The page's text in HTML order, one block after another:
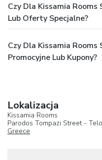
Czy Dla Kissamia Rooms
Lub Oferty Specjalne?
Czy Dla Kissamia Rooms
Promocyjne Lub Kupony?
Lokalizacja
Kissamia Rooms
Parodos Tompazi Street -
Greece